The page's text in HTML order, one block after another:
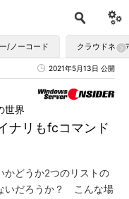
/ノーコード クラウドネイ
2021年5月13日 公開
ナリもfcコマンド
世界
かどうか2つのリストの
いだろうか？ こんな場